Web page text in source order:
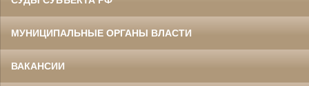
МУНИЦИПАЛЬНЫЕ ОРГАНЫ ВЛАСТИ
ВАКАНСИИ